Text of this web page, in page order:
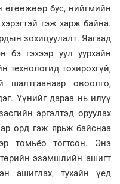
өгөөжөөр бус, нийгмийн
гэж харж байна.
зохицуулалт. Яагаад
бэ гэхээр уул уурхайн
технологид тохирохгүй,
шалтгаанаар овоолго,
Үүнийг дараа нь илүү
эргэлтэд оруулах
орд гэж ярьж байснаа
томьёо тогтсон. Энэ
эзэмшлийн ашигт
ашиглах, тухайн үед